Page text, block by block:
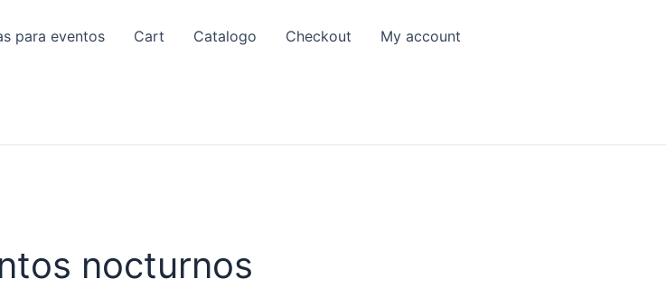
para eventos Cart Catalogo Checkout My account
nocturnos